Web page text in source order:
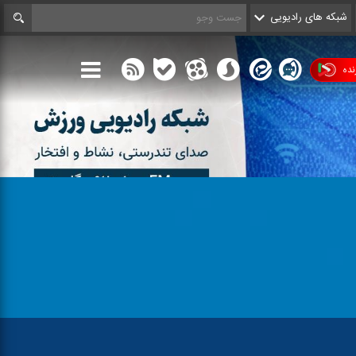
شبکه های رادیویی